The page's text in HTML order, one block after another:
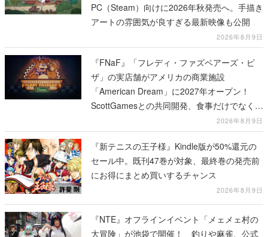
PC（Steam）向けに2026年秋発売へ。手描き
アートの雰囲気が良すぎる最新映像も公開
2026年8月9日
『FNaF』「フレディ・ファズベアーズ・ピ
ザ」の実店舗がアメリカの商業施設
「American Dream」に2027年オープン！
ScottGamesとの共同開発、食事だけでなくス
テージショーや没入型のホラー体験も楽しめ
る
2026年8月9日
『新テニスの王子様』Kindle版が50%還元の
セール中。既刊47巻が対象、最終巻の発売前
にお得にまとめ買いするチャンス
2026年8月9日
『NTE』オフラインイベント「メェメェ村の
大冒険」が池袋で開催！ 釣りや麻雀、公式